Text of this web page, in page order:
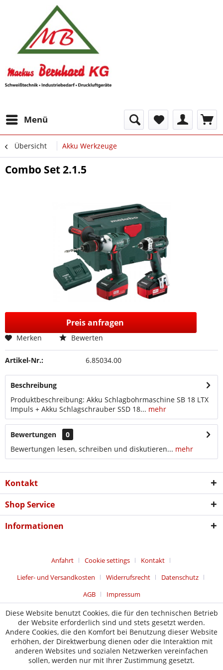
Menü
Übersicht Akku Werkzeuge
Combo Set 2.1.5
Preis anfragen
Merken Bewerten
Artikel-Nr.: 6.85034.00
Beschreibung
Produktbeschreibung: Akku Schlagbohrmaschine SB 18 LTX
Impuls + Akku Schlagschrauber SSD 18... mehr
Bewertungen
0
Bewertungen lesen, schreiben und diskutieren... mehr
Kontakt
Shop Service
Informationen
Anfahrt Cookie settings
Kontakt
Liefer- und Versandkosten
Widerrufsrecht
Datenschutz
AGB
Impressum
Diese Website benutzt Cookies, die für den technischen Betrieb
der Website erforderlich sind und stets gesetzt werden.
Andere Cookies, die den Komfort bei Benutzung dieser Website
erhöhen, der Direktwerbung dienen oder die Interaktion mit
anderen Websites und sozialen Netzwerken vereinfachen
sollen, werden nur mit Ihrer Zustimmung gesetzt.